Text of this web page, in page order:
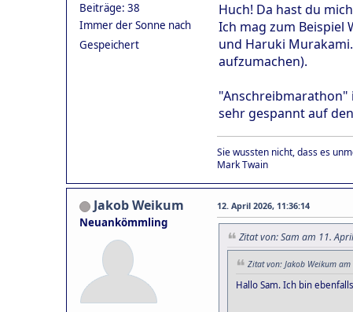
Beiträge: 38
Immer der Sonne nach
Gespeichert
Huch! Da hast du
Ich mag zum Beispiel
und Haruki
aufzumachen).
"Anschreibmarathon"
sehr gespannt auf
Sie wussten nicht, dass es
Mark Twain
Jakob Weikum
Neuankömmling
12. April 2026, 11:36:14
Zitat von: Sam am 11.
Zitat von: Jakob Weikum
Hallo Sam. Ich bin